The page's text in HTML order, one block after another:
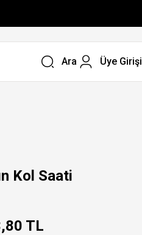
Ara Üye Girişi
Kol Saati
TL